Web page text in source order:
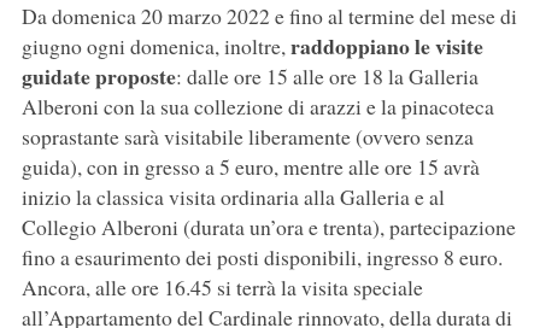
Da domenica 20 marzo 2022 e fino al termine del mese di
giugno ogni domenica, inoltre,raddoppiano le visite
guidate proposte: dalle ore 15 alle ore 18 la Galleria
Alberoni con la sua collezione di arazzi e la pinacoteca
soprastante sarà visitabile liberamente (ovvero senza
guida), con in gresso a 5 euro, mentre alle ore 15 avrà
inizio la classica visita ordinaria alla Galleria e al
Collegio Alberoni (durata un’ora e trenta), partecipazione
fino a esaurimento dei posti disponibili, ingresso 8 euro.
Ancora, alle ore 16.45 si terrà la visita speciale
all’Appartamento del Cardinale rinnovato, della durata di